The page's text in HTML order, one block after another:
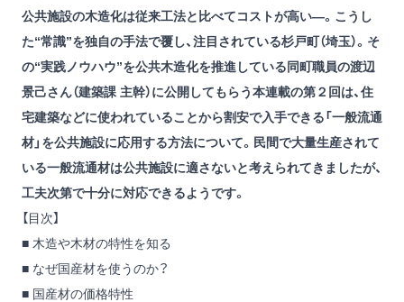
公共施設の木造化は従来工法と比べてコストが高い―。こうし
た“常識”を独自の手法で覆し、注目されている杉戸町（埼玉）。そ
の“実践ノウハウ”を公共木造化を推進している同町職員の渡辺
景己さん（建築課 主幹）に公開してもらう本連載の第２回は、住
宅建築などに使われていることから割安で入手できる「一般流通
材」を公共施設に応用する方法について。民間で大量生産されて
いる一般流通材は公共施設に適さないと考えられてきましたが、
工夫次第で十分に対応できるようです。
【目次】
■ 木造や木材の特性を知る
■ なぜ国産材を使うのか？
■ 国産材の価格特性